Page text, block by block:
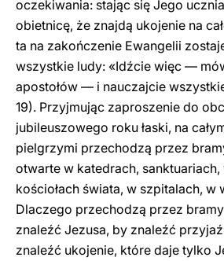
oczekiwania: stając się Jego
obietnicę, że znajdą ukojenie na
ta na zakończenie Ewangelii
wszystkie ludy: «Idźcie więc —
apostołów — i nauczajcie
19). Przyjmując zaproszenie do
jubileuszowego roku łaski, na
pielgrzymi przechodzą przez
otwarte w katedrach,
kościołach świata, w szpitalach, w
Dlaczego przechodzą przez
znaleźć Jezusa, by znaleźć
znaleźć ukojenie, które daje tylko